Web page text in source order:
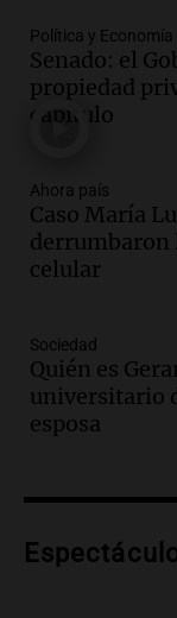
Audio.El
pago en
públicos
Noticias
Audio.
Córdoba
privados,
de droga
Panorama
Política y Economía
Senado: el
propiedad
capítulo
Ahora país
Caso María
derrumbaron
celular
Sociedad
Quién es
universitario
esposa